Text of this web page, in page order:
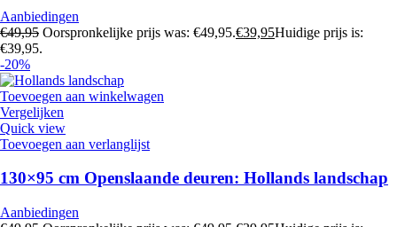
Aanbiedingen
€49,95 Oorspronkelijke prijs was: €49,95.€39,95Huidige prijs is:
€39,95.
-20%
Toevoegen aan winkelwagen
Vergelijken
Quick view
Toevoegen aan verlanglijst
130×95 cm Openslaande deuren: Hollands landschap
Aanbiedingen